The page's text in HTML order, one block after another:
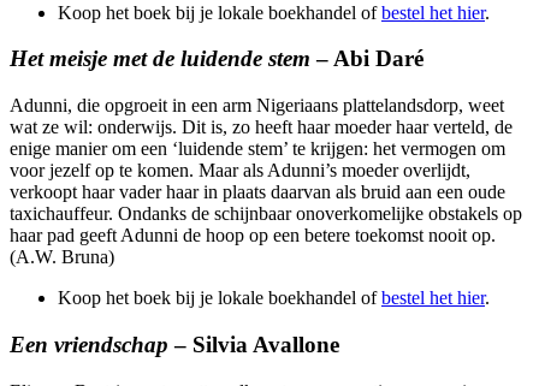
Koop het boek bij je lokale boekhandel ofbestel het hier.
Het meisje met de luidende stem – Abi Daré
Adunni, die opgroeit in een arm Nigeriaans plattelandsdorp, weet
wat ze wil: onderwijs. Dit is, zo heeft haar moeder haar verteld, de
enige manier om een ‘luidende stem’ te krijgen: het vermogen om
voor jezelf op te komen. Maar als Adunni’s moeder overlijdt,
verkoopt haar vader haar in plaats daarvan als bruid aan een oude
taxichauffeur. Ondanks de schijnbaar onoverkomelijke obstakels op
haar pad geeft Adunni de hoop op een betere toekomst nooit op.
(A.W. Bruna)
Koop het boek bij je lokale boekhandel ofbestel het hier.
Een vriendschap – Silvia Avallone